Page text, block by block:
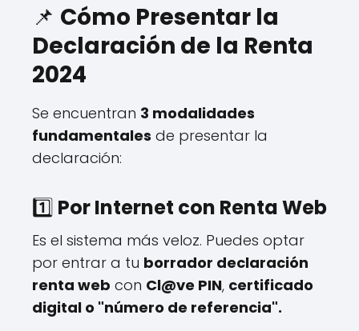
📌 Cómo Presentar la
Declaración de la Renta
2024
Se encuentran 3 modalidades
fundamentales de presentar la
declaración:
1️⃣ Por Internet con Renta Web
Es el sistema más veloz. Puedes optar
por entrar a tu borrador declaración
renta web con Cl@ve PIN, certificado
digital o "número de referencia".